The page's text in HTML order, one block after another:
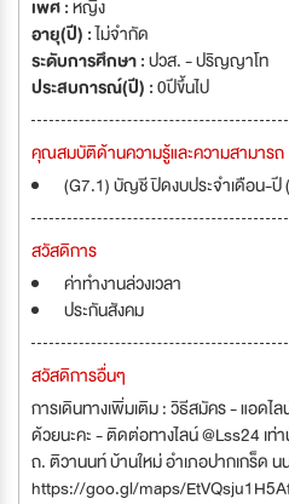
เพศ :หญิง
อายุ(ปี) :ไม่จำกัด
ระดับการศึกษา :ปวส. - ปริญญาโท
ประสบการณ์(ปี) :0ปีขึ้นไป
คุณสมบัติด้านความรู้และความสามารถ
(G7.1) บัญชี ปิดงบประจำเดือน-ปี
สวัสดิการ
ค่าทำงานล่วงเวลา
ประกันสังคม
สวัสดิการอื่นๆ
การเดินทางเพิ่มเติม : วิธีสมัคร - แอด
ด้วยนะคะ - ติดต่อทางไลน์ @Lss24 เ
ถ. ติวานนท์ บ้านใหม่ อำเภอปากเกร็ด
https://goo.gl/maps/